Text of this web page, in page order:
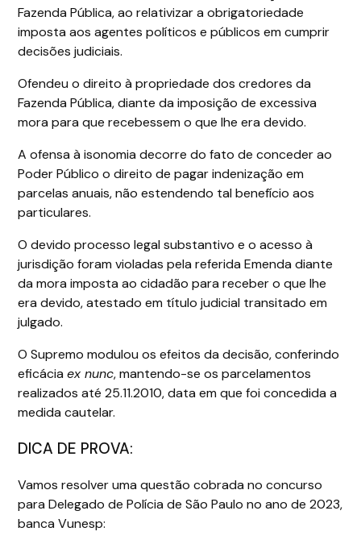
Fazenda Pública, ao relativizar a obrigatoriedade
imposta aos agentes políticos e públicos em cumprir
decisões judiciais.
Ofendeu o direito à propriedade dos credores da
Fazenda Pública, diante da imposição de excessiva
mora para que recebessem o que lhe era devido.
A ofensa à isonomia decorre do fato de conceder ao
Poder Público o direito de pagar indenização em
parcelas anuais, não estendendo tal benefício aos
particulares.
O devido processo legal substantivo e o acesso à
jurisdição foram violadas pela referida Emenda diante
da mora imposta ao cidadão para receber o que lhe
era devido, atestado em título judicial transitado em
julgado.
O Supremo modulou os efeitos da decisão, conferindo
eficáciaex nunc, mantendo-se os parcelamentos
realizados até 25.11.2010, data em que foi concedida a
medida cautelar.
DICA DE PROVA:
Vamos resolver uma questão cobrada no concurso
para Delegado de Polícia de São Paulo no ano de 2023,
banca Vunesp: